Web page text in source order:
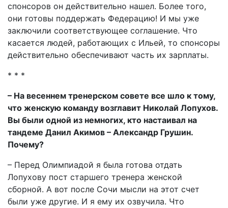
спонсоров он действительно нашел. Более того,
они готовы поддержать Федерацию! И мы уже
заключили соответствующее соглашение. Что
касается людей, работающих с Ильей, то спонсоры
действительно обеспечивают часть их зарплаты.
* * *
– На весеннем тренерском совете все шло к тому,
что женскую команду возглавит Николай Лопухов.
Вы были одной из немногих, кто настаивал на
тандеме Данил Акимов – Александр Грушин.
Почему?
– Перед Олимпиадой я была готова отдать
Лопухову пост старшего тренера женской
сборной. А вот после Сочи мысли на этот счет
были уже другие. И я ему их озвучила. Что